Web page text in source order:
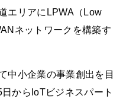
エリアにLPWA（Low
ネットワークを構築す
中小企業の事業創出を目
からIoTビジネスパート